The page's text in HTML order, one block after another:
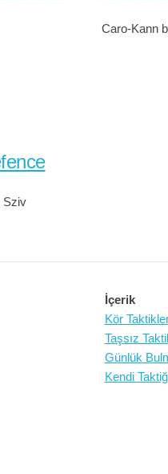
Caro-Kann
Sziv
İçerik
Kör
Taşsız
Günlük
Kendi